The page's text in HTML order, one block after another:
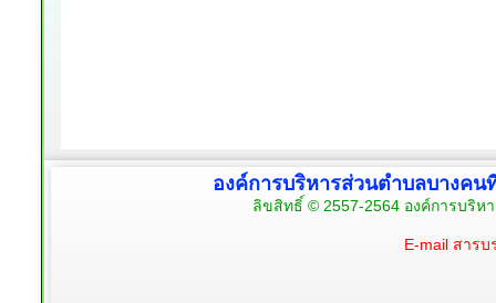
องค์การบริหารส่วนตำบลบางคน
ลิขสิทธิ์ © 2557-2564 องค์การบริ
E-mail สาร